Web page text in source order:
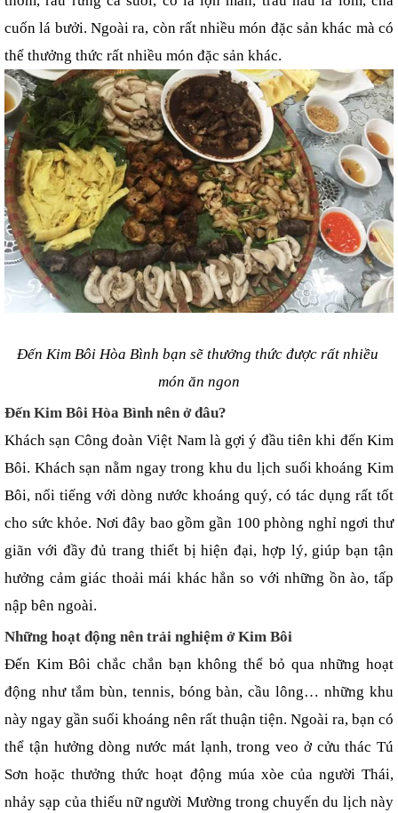
cuốn lá bưởi. Ngoài ra, còn rất nhiều món đặc sản khác mà có
thể thưởng thức rất nhiều món đặc sản khác.
Đến Kim Bôi Hòa Bình bạn sẽ thưởng thức được rất nhiều
món ăn ngon
Đến Kim Bôi Hòa Bình nên ở đâu?
Khách sạn Công đoàn Việt Nam là gợi ý đầu tiên khi đến Kim
Bôi. Khách sạn nằm ngay trong khu du lịch suối khoáng Kim
Bôi, nổi tiếng với dòng nước khoáng quý, có tác dụng rất tốt
cho sức khỏe. Nơi đây bao gồm gần 100 phòng nghỉ ngơi thư
giãn với đầy đủ trang thiết bị hiện đại, hợp lý, giúp bạn tận
hưởng cảm giác thoải mái khác hẳn so với những ồn ào, tấp
nập bên ngoài.
Những hoạt động nên trải nghiệm ở Kim Bôi
Đến Kim Bôi chắc chắn bạn không thể bỏ qua những hoạt
động như tắm bùn, tennis, bóng bàn, cầu lông… những khu
này ngay gần suối khoáng nên rất thuận tiện. Ngoài ra, bạn có
thể tận hưởng dòng nước mát lạnh, trong veo ở cửu thác Tú
Sơn hoặc thưởng thức hoạt động múa xòe của người Thái,
nhảy sạp của thiếu nữ người Mường trong chuyến du lịch này